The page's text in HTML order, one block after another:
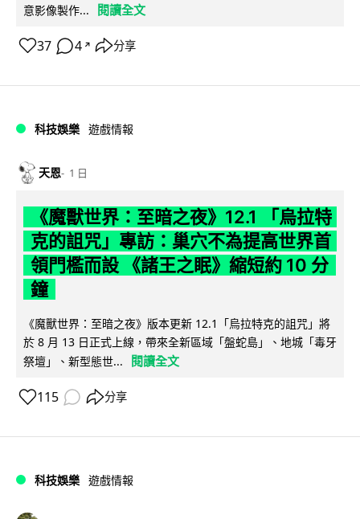
意影像製作...
閱讀全文
37 4 ↗ 分享
科技娛樂 遊戲情報
天恩 1 日
《魔獸世界：至暗之夜》12.1 「烏拉特
克的詛咒」專訪：巢穴不為提高世界首
領門檻而設 《諸王之眠》縮短約 10 分
鐘
《魔獸世界：至暗之夜》版本更新 12.1「烏拉特克的詛咒」將
於 8 月 13 日正式上線，帶來全新區域「盤蛇島」、地城「毒牙
祭壇」、新型態世...
閱讀全文
115 分享
科技娛樂 遊戲情報